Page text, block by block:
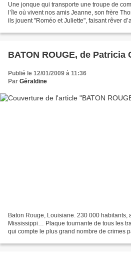
Une jonque qui transporte une troupe de
l’île où vivent nos amis Jeanne, son frère
ils jouent "Roméo et Juliette", faisant rêver
BATON ROUGE, de Patricia
Publié le 12/01/2009 à 11:36
Par Géraldine
Baton Rouge, Louisiane. 230 000 habitants,
Mississippi… Plaque tournante de tous les
qui compte le plus grand nombre de crimes